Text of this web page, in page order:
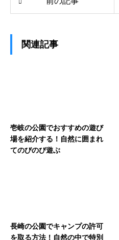
関連記事
壱岐の公園でおすすめの遊び
場を紹介する！自然に囲まれ
てのびのび遊ぶ
長崎の公園でキャンプの許可
を取る方法！自然の中で特別